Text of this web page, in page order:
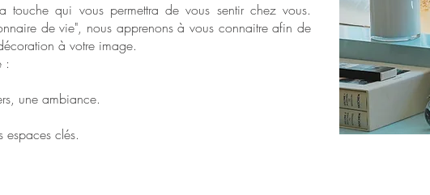
touche qui vous permettra de vous sentir chez vous.
de vie", nous apprenons à vous connaitre afin de
à votre image.
:
une ambiance.
espaces clés.